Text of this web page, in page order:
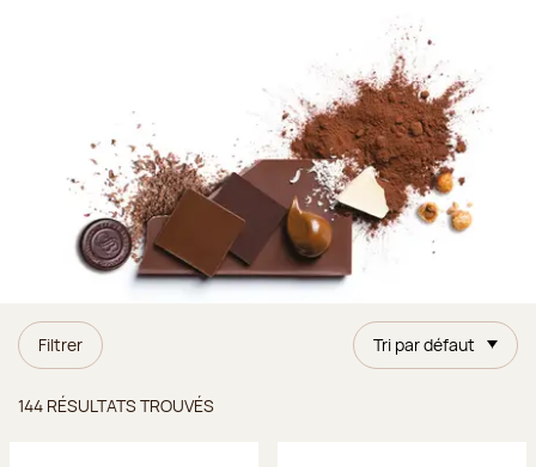
Filtrer Tri par défaut
144 RÉSULTATS TROUVÉS